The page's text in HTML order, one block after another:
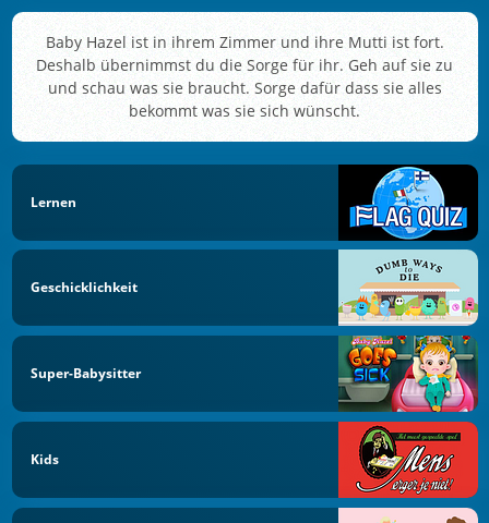
Baby Hazel ist in ihrem Zimmer und ihre Mutti ist fort.
Deshalb übernimmst du die Sorge für ihr. Geh auf sie zu
und schau was sie braucht. Sorge dafür dass sie alles
bekommt was sie sich wünscht.
Lernen
Geschicklichkeit
Super-Babysitter
Kids